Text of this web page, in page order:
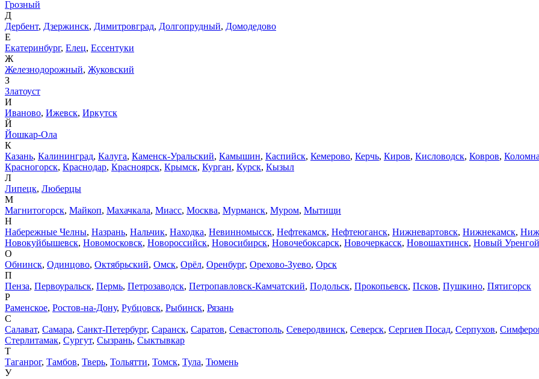
Грозный
Д
Дербент, Дзержинск, Димитровград, Долгопрудный, Домодедово
Е
Екатеринбург, Елец, Ессентуки
Ж
Железнодорожный, Жуковский
З
Златоуст
И
Иваново, Ижевск, Иркутск
Й
Йошкар-Ола
К
Казань, Калининград, Калуга, Каменск-Уральский, Камышин, Каспийск, Кемерово, Керчь, Киров, Кисловодск, Ковров, Коломна
Красногорск, Краснодар, Красноярск, Крымск, Курган, Курск, Кызыл
Л
Липецк, Люберцы
М
Магнитогорск, Майкоп, Махачкала, Миасс, Москва, Мурманск, Муром, Мытищи
Н
Набережные Челны, Назрань, Нальчик, Находка, Невинномысск, Нефтекамск, Нефтеюганск, Нижневартовск, Нижнекамск,
Новокуйбышевск, Новомосковск, Новороссийск, Новосибирск, Новочебоксарск, Новочеркасск, Новошахтинск, Новый Уренгой
О
Обнинск, Одинцово, Октябрьский, Омск, Орёл, Оренбург, Орехово-Зуево, Орск
П
Пенза, Первоуральск, Пермь, Петрозаводск, Петропавловск-Камчатский, Подольск, Прокопьевск, Псков, Пушкино, Пятигорск
Р
Раменское, Ростов-на-Дону, Рубцовск, Рыбинск, Рязань
С
Салават, Самара, Санкт-Петербург, Саранск, Саратов, Севастополь, Северодвинск, Северск, Сергиев Посад, Серпухов,
Стерлитамак, Сургут, Сызрань, Сыктывкар
Т
Таганрог, Тамбов, Тверь, Тольятти, Томск, Тула, Тюмень
У